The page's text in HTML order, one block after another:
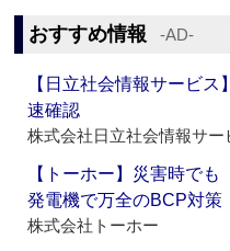
おすすめ情報 ‐AD‐
【日立社会情報サービ
速確認
株式会社日立社会情報サー
【トーホー】災害時で
発電機で万全のBCP対策
株式会社トーホー